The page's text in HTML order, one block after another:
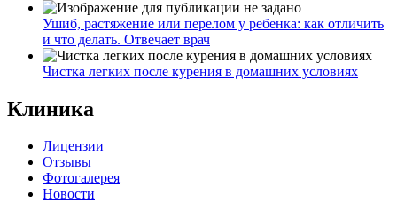
Ушиб, растяжение или перелом у ребенка: как отличить
и что делать. Отвечает врач
Чистка легких после курения в домашних условиях
Клиника
Лицензии
Отзывы
Фотогалерея
Новости